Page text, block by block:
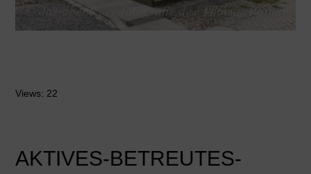
Views: 22
AKTIVES-BETREUTES-